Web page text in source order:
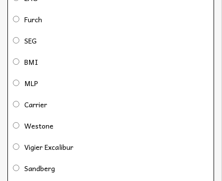
Furch
SEG
BMI
MLP
Carrier
Westone
Vigier Excalibur
Sandberg